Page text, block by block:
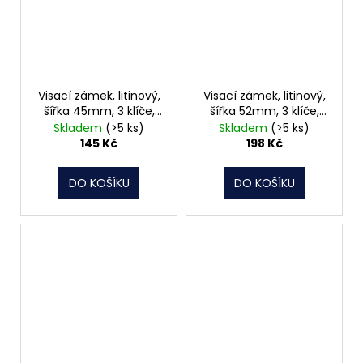
Visací zámek, litinový,
šířka 45mm, 3 klíče,
modrý FAB 30H
Skladem (>5 ks)
145 Kč
DO KOŠÍKU
Visací zámek, litinový,
šířka 52mm, 3 klíče,
modrý FAB 30H
Skladem (>5 ks)
198 Kč
DO KOŠÍKU